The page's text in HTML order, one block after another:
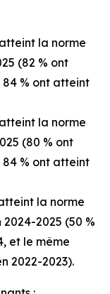
la norme
(82 % ont
84 % ont atteint
la norme
(80 % ont
84 % ont atteint
la norme
2025 (50 %
et le même
2022-2023).